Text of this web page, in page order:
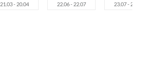
21.03 - 20.04 22.06 - 22.07 23.07 -